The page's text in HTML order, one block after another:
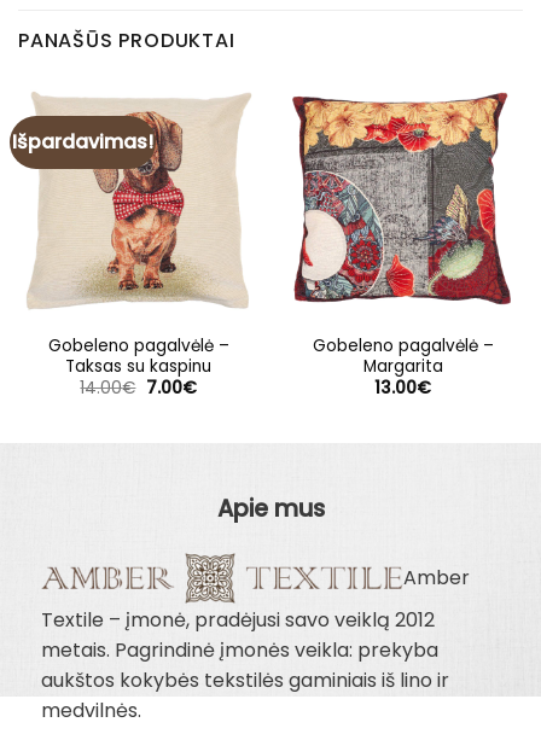
PANAŠŪS PRODUKTAI
Išpardavimas!
Gobeleno pagalvėlė –
Taksas su kaspinu
14.00€ Original
7.00€Current
Gobeleno pagalvėlė –
Margarita
13.00€
Apie mus
Amber
Textile – įmonė, pradėjusi savo veiklą 2012
metais. Pagrindinė įmonės veikla: prekyba
aukštos kokybės tekstilės gaminiais iš lino ir
medvilnės.